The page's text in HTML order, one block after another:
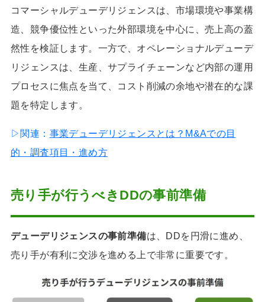
コマーシャルデューデリジェンスは、市場環境や事業構
造、競争優位性といった外部環境を中心に、売上高の蓋
然性を検証します。一方で、オペレーショナルデューデ
リジェンスは、生産、サプライチェーンなど内部の運用
プロセスに焦点を当て、コスト削減の余地や潜在的な課
題を特定します。
▷関連： 事業デューデリジェンスとは？M&Aでの目
的・調査項目・進め方
売り手が行うべきDDの事前準備
デューデリジェンスの事前準備は、DDを円滑に進め、
売り手が有利に交渉を進める上で非常に重要です。